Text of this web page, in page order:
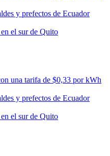
y prefectos de Ecuador
el sur de Quito
una tarifa de $0,33 por kWh
y prefectos de Ecuador
el sur de Quito